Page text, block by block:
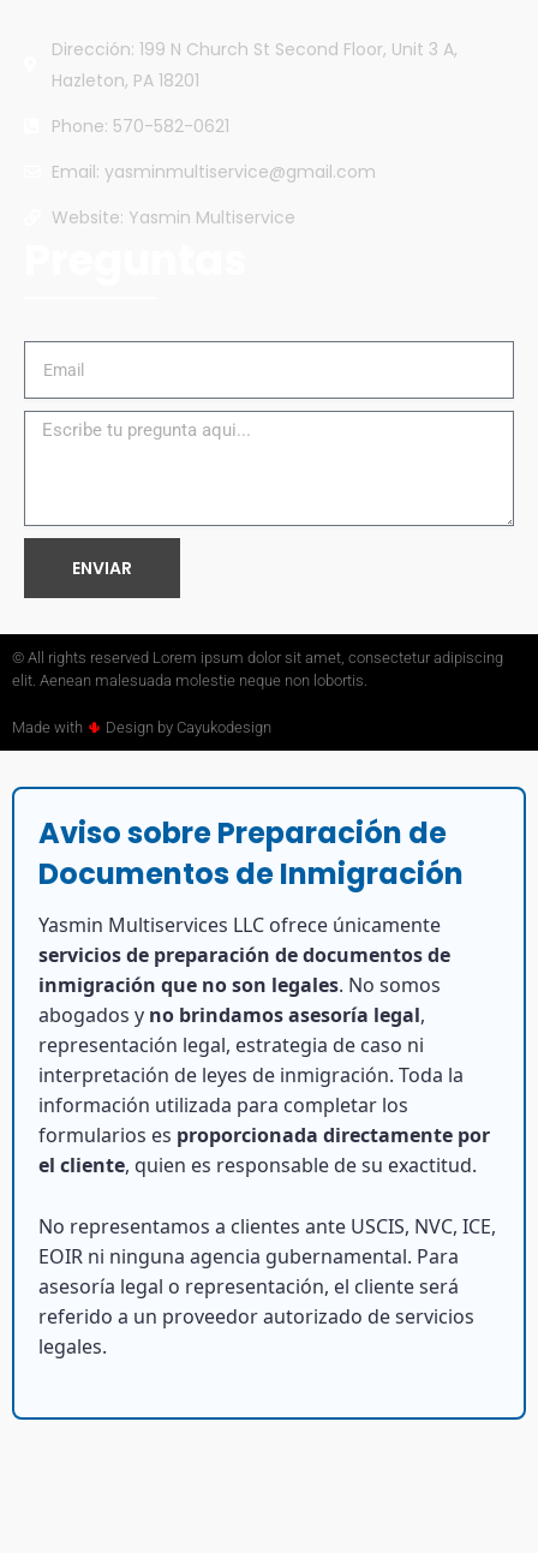
Dirección: 199 N Church St Second Floor, Unit 3 A,
Hazleton, PA 18201
Phone: 570-582-0621
Email: yasminmultiservice@gmail.com
Website: Yasmin Multiservice
ENVIAR
© All rights reserved Lorem ipsum dolor sit amet, consectetur adipiscing
elit. Aenean malesuada molestie neque non lobortis.
Made with 🌵 Design by Cayukodesign
Aviso sobre Preparación de
Documentos de Inmigración
Yasmin Multiservices LLC ofrece únicamente
servicios de preparación de documentos de
inmigración que no son legales. No somos
abogados y no brindamos asesoría legal,
representación legal, estrategia de caso ni
interpretación de leyes de inmigración. Toda la
información utilizada para completar los
formularios es proporcionada directamente por
el cliente, quien es responsable de su exactitud.
No representamos a clientes ante USCIS, NVC, ICE,
EOIR ni ninguna agencia gubernamental. Para
asesoría legal o representación, el cliente será
referido a un proveedor autorizado de servicios
legales.